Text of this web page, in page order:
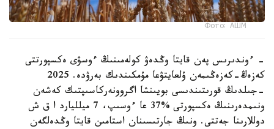
Фото: АШМ
- ءوندىرىس پەن قايتا وڭدەۋ كولەمىنىڭ ءوسۋى ەكسپورتتى
كەزەڭ-كەزەڭىمەن ۇلعايتۋعا مۇمكىندىك بەرۋدە. 2025
-جىلدىڭ قورىتىندىسى بويىنشا اگروونەركاسىپتىك كەشەن
ونىمدەرىنىڭ ەكسپورتى %37 عا ءوسىپ، 7 ميلليارد ا ق ش
دوللارىنا جەتتى. ونىڭ جارتىسىنان استامىن قايتا وڭدەلگەن